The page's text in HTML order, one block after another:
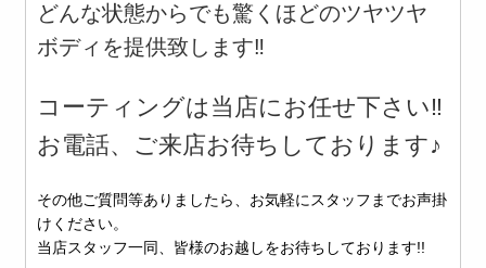
どんな状態からでも驚くほどのツヤツヤ
ボディを提供致します‼️
コーティングは当店にお任せ下さい‼️
お電話、ご来店お待ちしております♪
その他ご質問等ありましたら、お気軽にスタッフまでお声掛
けください。
当店スタッフ一同、皆様のお越しをお待ちしております!!